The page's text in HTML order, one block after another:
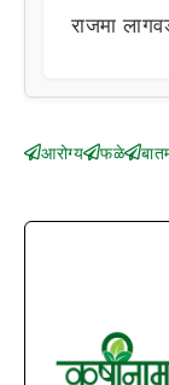
राजमा
आरोग्य फळे